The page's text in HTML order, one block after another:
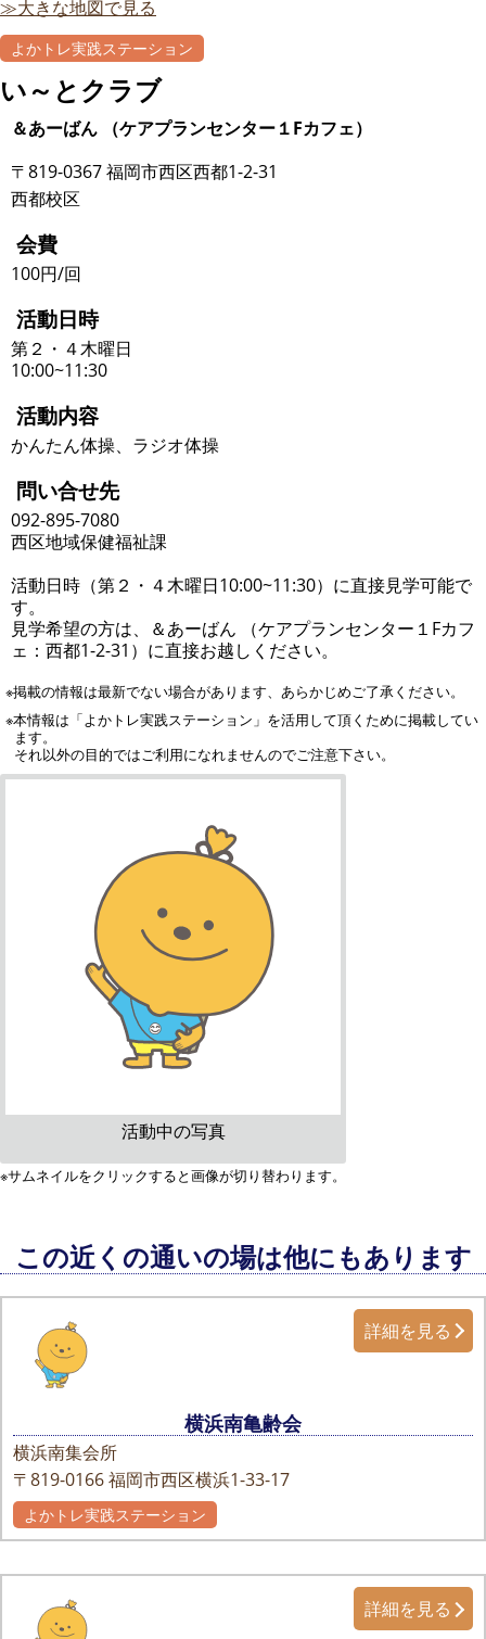
≫大きな地図で見る
よかトレ実践ステーション
い～とクラブ
＆あーばん （ケアプランセンター１Fカフェ）
〒819-0367 福岡市西区西都1-2-31
西都校区
会費
100円/回
活動日時
第２・４木曜日
10:00~11:30
活動内容
かんたん体操、ラジオ体操
問い合せ先
092-895-7080
西区地域保健福祉課
活動日時（第２・４木曜日10:00~11:30）に直接見学可能で
す。
見学希望の方は、＆あーばん （ケアプランセンター１Fカフ
ェ：西都1-2-31）に直接お越しください。
※掲載の情報は最新でない場合があります、あらかじめご了承ください。
※本情報は「よかトレ実践ステーション」を活用して頂くために掲載してい
ます。
それ以外の目的ではご利用になれませんのでご注意下さい。
活動中の写真
※サムネイルをクリックすると画像が切り替わります。
この近くの通いの場は他にもあります
横浜南亀齢会
横浜南集会所
〒819-0166福岡市西区横浜1-33-17
詳細を見る
よかトレ実践ステーション
詳細を見る